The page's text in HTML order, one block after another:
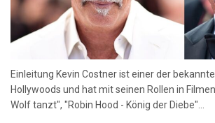
Einleitung Kevin Costner ist einer der
Hollywoods und hat mit seinen Rollen in
Wolf tanzt", "Robin Hood - König der Diebe"...